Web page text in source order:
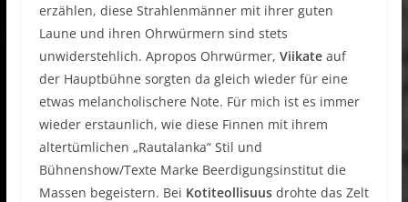
erzählen, diese Strahlenmänner mit ihrer guten
Laune und ihren Ohrwürmern sind stets
unwiderstehlich. Apropos Ohrwürmer, Viikateauf
der Hauptbühne sorgten da gleich wieder für eine
etwas melancholischere Note. Für mich ist es immer
wieder erstaunlich, wie diese Finnen mit ihrem
altertümlichen „Rautalanka“ Stil und
Bühnenshow/Texte Marke Beerdigungsinstitut die
Massen begeistern. Bei Kotiteollisuusdrohte das Zelt